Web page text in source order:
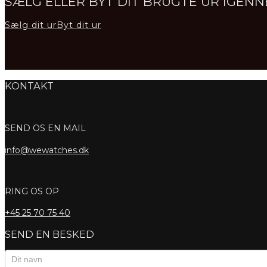
Sælg dit urByt dit ur
KONTAKT
SEND OS EN MAIL
info@wewatches.dk
RING OS OP
+45 25 70 75 40
SEND EN BESKED
Kontaktformular